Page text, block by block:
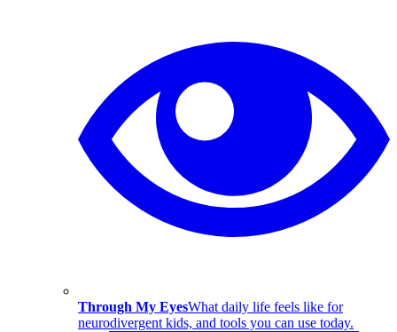
Through My EyesWhat daily life feels like for
neurodivergent kids, and tools you can use today.